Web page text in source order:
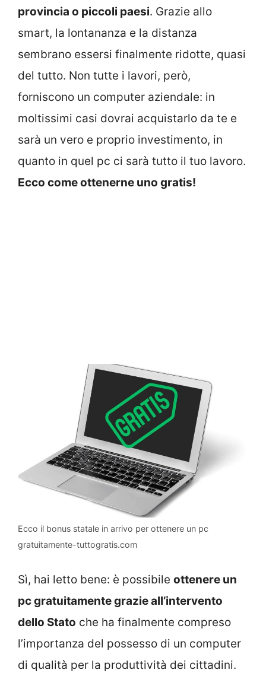
provincia o piccoli paesi. Grazie allo
smart, la lontananza e la distanza
sembrano essersi finalmente ridotte, quasi
del tutto. Non tutte i lavori, però,
forniscono un computer aziendale: in
moltissimi casi dovrai acquistarlo da te e
sarà un vero e proprio investimento, in
quanto in quel pc ci sarà tutto il tuo lavoro.
Ecco come ottenerne uno gratis!
Ecco il bonus statale in arrivo per ottenere un pc
gratuitamente-tuttogratis.com
Sì, hai letto bene: è possibile ottenere un
pc gratuitamente grazie all’intervento
dello Stato che ha finalmente compreso
l’importanza del possesso di un computer
di qualità per la produttività dei cittadini.